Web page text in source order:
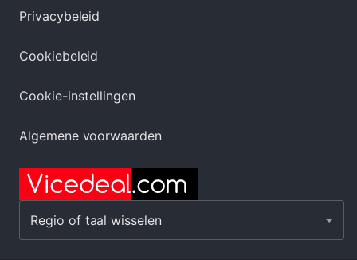
Privacybeleid
Cookiebeleid
Cookie-instellingen
Algemene voorwaarden
Regio of taal wisselen